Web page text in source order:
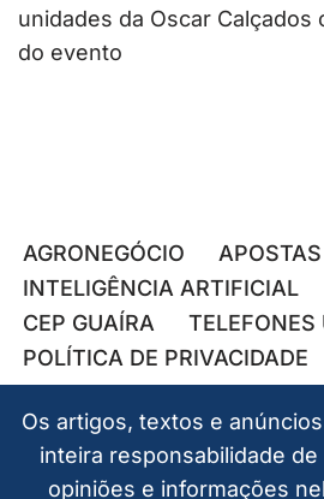
unidades da Oscar Calçados
do evento
AGRONEGÓCIO APOSTAS
INTELIGÊNCIA ARTIFICIAL
CEP GUAÍRA
TELEFONES
POLÍTICA DE PRIVACIDADE
Os artigos, textos e
inteira responsabilidade
opiniões e informações